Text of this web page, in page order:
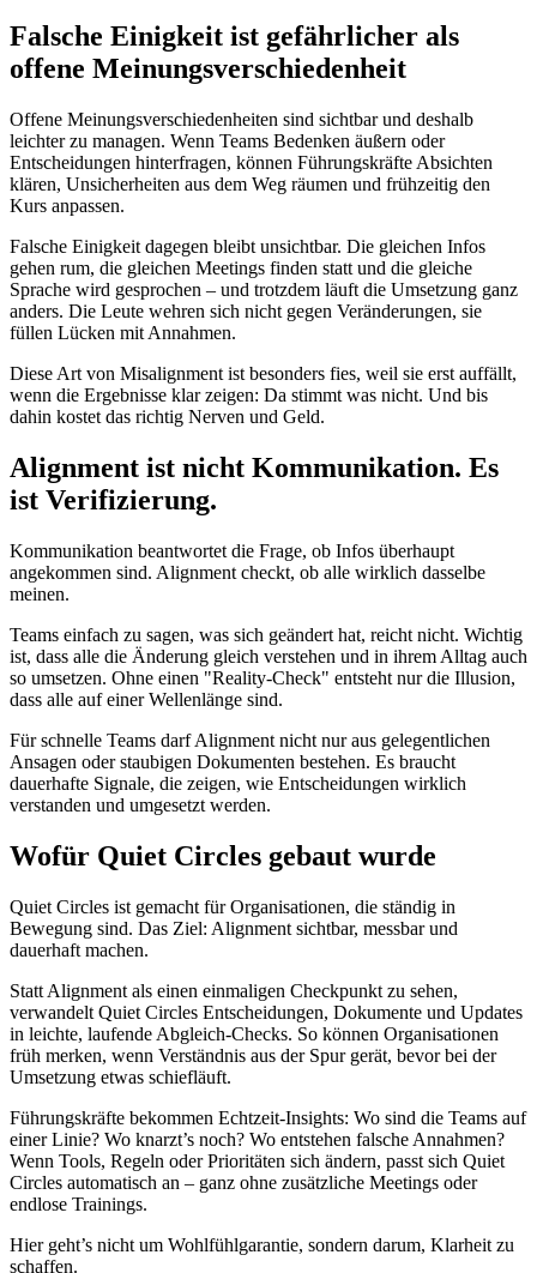
Falsche Einigkeit ist gefährlicher als
offene Meinungsverschiedenheit
Offene Meinungsverschiedenheiten sind sichtbar und deshalb
leichter zu managen. Wenn Teams Bedenken äußern oder
Entscheidungen hinterfragen, können Führungskräfte Absichten
klären, Unsicherheiten aus dem Weg räumen und frühzeitig den
Kurs anpassen.
Falsche Einigkeit dagegen bleibt unsichtbar. Die gleichen Infos
gehen rum, die gleichen Meetings finden statt und die gleiche
Sprache wird gesprochen – und trotzdem läuft die Umsetzung ganz
anders. Die Leute wehren sich nicht gegen Veränderungen, sie
füllen Lücken mit Annahmen.
Diese Art von Misalignment ist besonders fies, weil sie erst auffällt,
wenn die Ergebnisse klar zeigen: Da stimmt was nicht. Und bis
dahin kostet das richtig Nerven und Geld.
Alignment ist nicht Kommunikation. Es
ist Verifizierung.
Kommunikation beantwortet die Frage, ob Infos überhaupt
angekommen sind. Alignment checkt, ob alle wirklich dasselbe
meinen.
Teams einfach zu sagen, was sich geändert hat, reicht nicht. Wichtig
ist, dass alle die Änderung gleich verstehen und in ihrem Alltag auch
so umsetzen. Ohne einen "Reality-Check" entsteht nur die Illusion,
dass alle auf einer Wellenlänge sind.
Für schnelle Teams darf Alignment nicht nur aus gelegentlichen
Ansagen oder staubigen Dokumenten bestehen. Es braucht
dauerhafte Signale, die zeigen, wie Entscheidungen wirklich
verstanden und umgesetzt werden.
Wofür Quiet Circles gebaut wurde
Quiet Circles ist gemacht für Organisationen, die ständig in
Bewegung sind. Das Ziel: Alignment sichtbar, messbar und
dauerhaft machen.
Statt Alignment als einen einmaligen Checkpunkt zu sehen,
verwandelt Quiet Circles Entscheidungen, Dokumente und Updates
in leichte, laufende Abgleich-Checks. So können Organisationen
früh merken, wenn Verständnis aus der Spur gerät, bevor bei der
Umsetzung etwas schiefläuft.
Führungskräfte bekommen Echtzeit-Insights: Wo sind die Teams auf
einer Linie? Wo knarzt’s noch? Wo entstehen falsche Annahmen?
Wenn Tools, Regeln oder Prioritäten sich ändern, passt sich Quiet
Circles automatisch an – ganz ohne zusätzliche Meetings oder
endlose Trainings.
Hier geht’s nicht um Wohlfühlgarantie, sondern darum, Klarheit zu
schaffen.